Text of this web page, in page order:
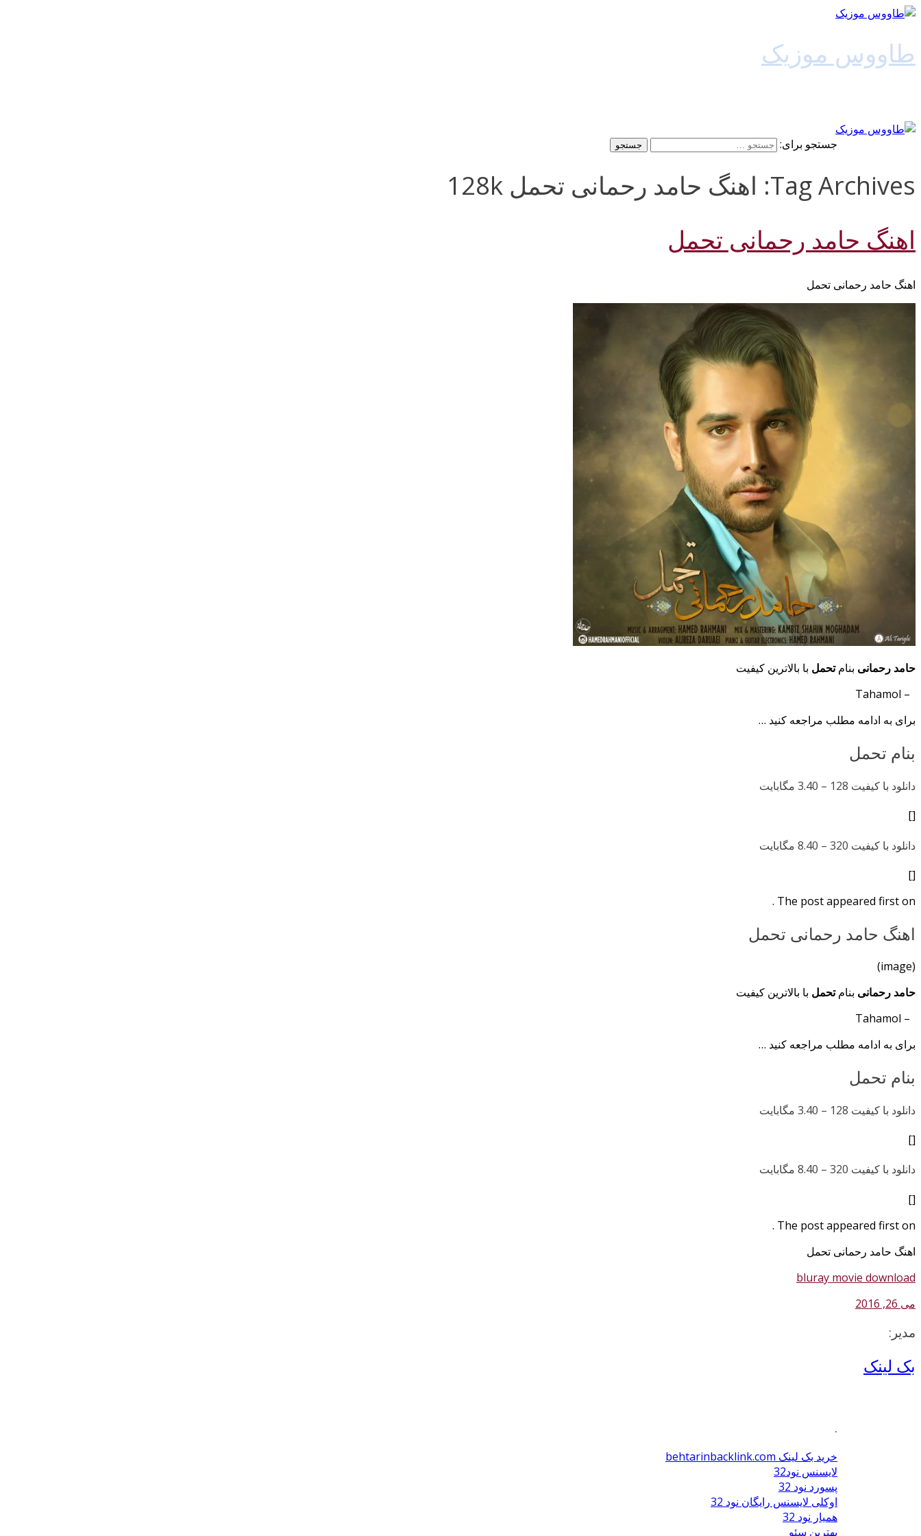
طاووس موزیک
جستجو برای:
Tag Archives: اهنگ حامد رحمانی تحمل 128k
اهنگ حامد رحمانی تحمل
اهنگ حامد رحمانی تحمل
حامد رحمانی بنامتحمل با بالاترین کیفیت
– Tahamol
برای به ادامه مطلب مراجعه کنید …
بنام تحمل
دانلود با کیفیت 128 –
3.40 مگابایت
[]
دانلود با کیفیت 320 –
8.40 مگابایت
[]
The post appeared first on .
اهنگ حامد رحمانی تحمل
(image)
حامد رحمانی بنامتحمل با بالاترین کیفیت
– Tahamol
برای به ادامه مطلب مراجعه کنید …
بنام تحمل
دانلود با کیفیت 128 –
3.40 مگابایت
[]
دانلود با کیفیت 320 –
8.40 مگابایت
[]
The post appeared first on .
اهنگ حامد رحمانی تحمل
bluray movie download
می 26, 2016
مدیر:
بک لینک
.
خرید بک لینک behtarinbacklink.com
لایسنس نود32
پسورد نود 32
اوکلی لایسنس رایگان نود 32
همیار نود 32
بهترین سئو